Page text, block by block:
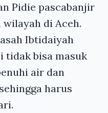
Pidie pascabanjir
wilayah di Aceh.
Ibtidaiyah
tidak bisa masuk
air dan
harus